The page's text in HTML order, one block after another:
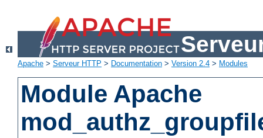
Apache > Serveur HTTP > Documentation > Version 2.4 > Modules
Module Apache